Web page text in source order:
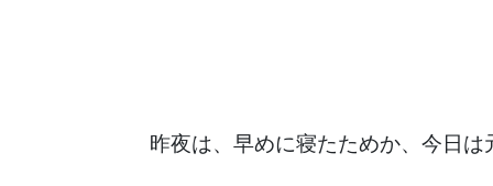
昨夜は、早めに寝たためか、今日は